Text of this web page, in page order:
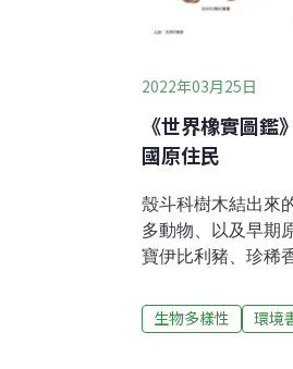
2022年03月25日
《世界橡實圖
國原住民
殼斗科樹木結出來
多動物、以及早期
寶伊比利豬、珍稀
生物多樣性 環境